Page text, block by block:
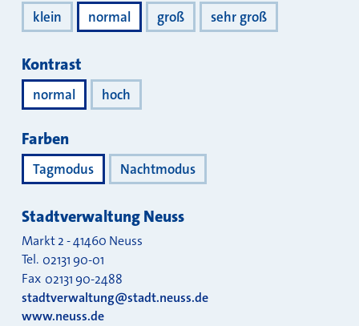
klein normal groß sehr groß
Kontrast
normal hoch
Farben
Tagmodus Nachtmodus
Stadtverwaltung Neuss
Markt 2-41460 Neuss
Tel. 02131 90-01
Fax 02131 90-2488
stadtverwaltung@stadt.neuss.de
www.neuss.de